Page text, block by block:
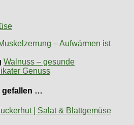
– Aufwärmen ist
Walnuss – gesunde
Genuss
gefallen …